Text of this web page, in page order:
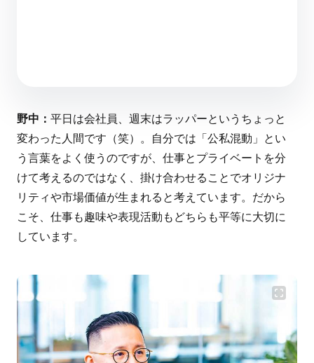
野中：平日は会社員、週末はラッパーというちょっと
変わった人間です（笑）。自分では「公私混動」とい
う言葉をよく使うのですが、仕事とプライベートを分
けて考えるのではなく、掛け合わせることでオリジナ
リティや市場価値が生まれると考えています。だから
こそ、仕事も趣味や表現活動もどちらも平等に大切に
しています。